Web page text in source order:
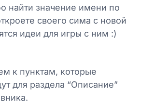
найти значение имени по
своего сима с новой
идеи для игры с ним :)
к пунктам, которые
для раздела “Описание”